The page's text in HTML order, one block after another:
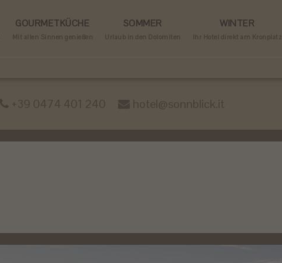
+39 0474 401 240 hotel@sonnblick.it
GOURMETKÜCHE
Mit allen Sinnen genießen
SOMMER
Urlaub in den Dolomiten
WINTER
Ihr Hotel direkt am Kronplatz